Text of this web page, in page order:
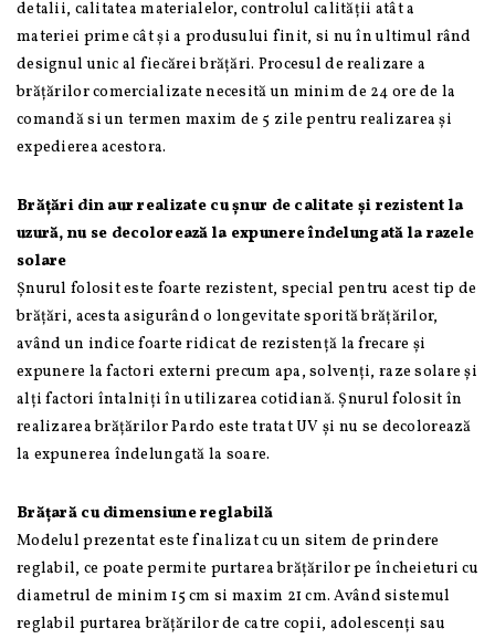
detalii, calitatea materialelor, controlul calității atât a
materiei prime cât și a produsului finit, si nu în ultimul rând
designul unic al fiecărei brățări. Procesul de realizare a
brățărilor comercializate necesită un minim de 24 ore de la
comandă si un termen maxim de 5 zile pentru realizarea și
expedierea acestora.
Brățări din aur realizate cu șnur de calitate și rezistent la
uzură, nu se decolorează la expunere îndelungată la razele
solare
Șnurul folosit este foarte rezistent, special pentru acest tip de
brățări, acesta asigurând o longevitate sporită brățărilor,
având un indice foarte ridicat de rezistență la frecare și
expunere la factori externi precum apa, solvenți, raze solare și
alți factori întalniți în utilizarea cotidiană. Șnurul folosit în
realizarea brățărilor Pardo este tratat UV și nu se decolorează
la expunerea îndelungată la soare.
Brățară cu dimensiune reglabilă
Modelul prezentat este finalizat cu un sitem de prindere
reglabil, ce poate permite purtarea brățărilor pe încheieturi cu
diametrul de minim 15 cm si maxim 21 cm. Având sistemul
reglabil purtarea brățărilor de catre copii, adolescenți sau